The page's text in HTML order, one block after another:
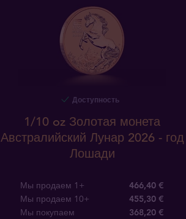
Доступность
1/10 oz Золотая монета
Австралийский Лунар 2026 - год
Лошади
Мы продаем 1+
466,40 €
Мы продаем 10+
455,30 €
Мы покупаем
368,20 €